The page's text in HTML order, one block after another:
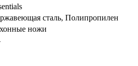
сталь, Полипропилен
ножи